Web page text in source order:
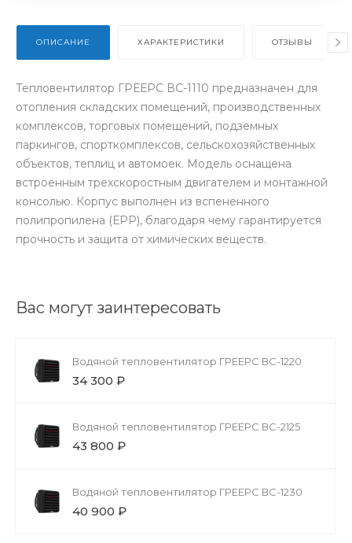
ОПИСАНИЕ ХАРАКТЕРИСТИКИ ОТЗЫВЫ
Тепловентилятор ГРЕЕРС ВС-1110 предназначен для
отопления складских помещений, производственных
комплексов, торговых помещений, подземных
паркингов, спорткомплексов, сельскохозяйственных
объектов, теплиц и автомоек. Модель оснащена
встроенным трехскоростным двигателем и монтажной
консолью. Корпус выполнен из вспененного
полипропилена (ЕРР), благодаря чему гарантируется
прочность и защита от химических веществ.
Вас могут заинтересовать
Водяной тепловентилятор ГРЕЕРС ВС-1220
34 300 ₽
Водяной тепловентилятор ГРЕЕРС ВС-2125
43 800 ₽
Водяной тепловентилятор ГРЕЕРС ВС-1230
40 900 ₽